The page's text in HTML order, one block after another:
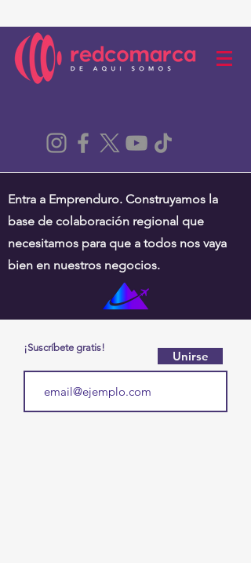
Entra a Emprenduro. Construyamos la
base de colaboración regional que
necesitamos para que a todos nos vaya
bien en nuestros negocios.
¡Suscríbete gratis!
Unirse